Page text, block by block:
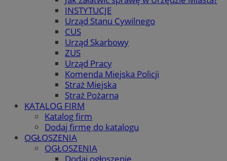
INSTYTUCJE
Urząd Stanu Cywilnego
CUS
Urząd Skarbowy
ZUS
Urząd Pracy
Komenda Miejska Policji
Straż Miejska
Straż Pożarna
KATALOG FIRM
Katalog firm
Dodaj firmę do katalogu
OGŁOSZENIA
OGŁOSZENIA